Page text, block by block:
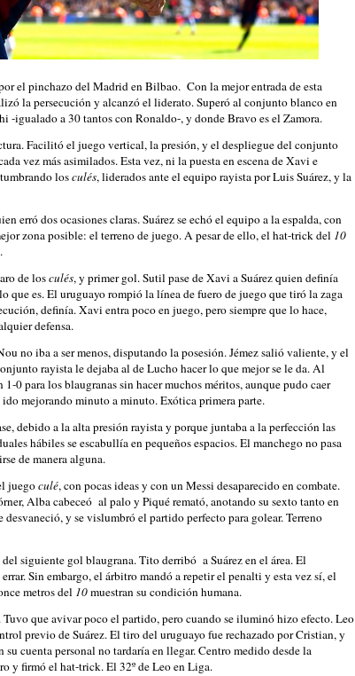
el pinchazo del Madrid en Bilbao. Con la mejor entrada de esta
la persecución y alcanzó el liderato. Superó al conjunto blanco en
-igualado a 30 tantos con Ronaldo-, y donde Bravo es el Zamora.
Facilitó el juego vertical, la presión, y el despliegue del conjunto
vez más asimilados. Esta vez, ni la puesta en escena de Xavi e
losculés, liderados ante el equipo rayista por Luis Suárez, y la
erró dos ocasiones claras. Suárez se echó el equipo a la espalda, con
zona posible: el terreno de juego. A pesar de ello, el hat-trick del 10
de losculés, y primer gol. Sutil pase de Xavi a Suárez quien definía
que es. El uruguayo rompió la línea de fuero de juego que tiró la zaga
definía. Xavi entra poco en juego, pero siempre que lo hace,
defensa.
no iba a ser menos, disputando la posesión. Jémez salió valiente, y el
rayista le dejaba al de Lucho hacer lo que mejor se le da. Al
1-0 para los blaugranas sin hacer muchos méritos, aunque pudo caer
mejorando minuto a minuto. Exótica primera parte.
debido a la alta presión rayista y porque juntaba a la perfección las
hábiles se escabullía en pequeños espacios. El manchego no pasa
de manera alguna.
juegoculé, con pocas ideas y con un Messi desaparecido en combate.
Alba cabeceó al palo y Piqué remató, anotando su sexto tanto en
desvaneció, y se vislumbró el partido perfecto para golear. Terreno
siguiente gol blaugrana. Tito derribó a Suárez en el área. El
Sin embargo, el árbitro mandó a repetir el penalti y esta vez sí, el
metros del 10muestran su condición humana.
Tuvo que avivar poco el partido, pero cuando se iluminó hizo efecto. Leo
previo de Suárez. El tiro del uruguayo fue rechazado por Cristian, y
su cuenta personal no tardaría en llegar. Centro medido desde la
y firmó el hat-trick. El 32º de Leo en Liga.